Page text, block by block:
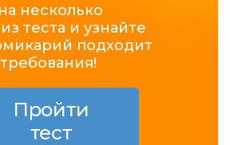
несколько
теста и узнайте
подходит
Пройти
тест